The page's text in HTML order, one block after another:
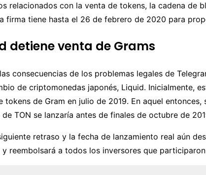
relacionados con la venta de tokens, la cadena de
firma tiene hasta el 26 de febrero de 2020 para
detiene venta de Grams
consecuencias de los problemas legales de
de criptomonedas japonés, Liquid. Inicialmente,
tokens de Gram en julio de 2019. En aquel entonces,
de TON se lanzaría antes de finales de octubre de
retraso y la fecha de lanzamiento real aún
y reembolsará a todos los inversores que